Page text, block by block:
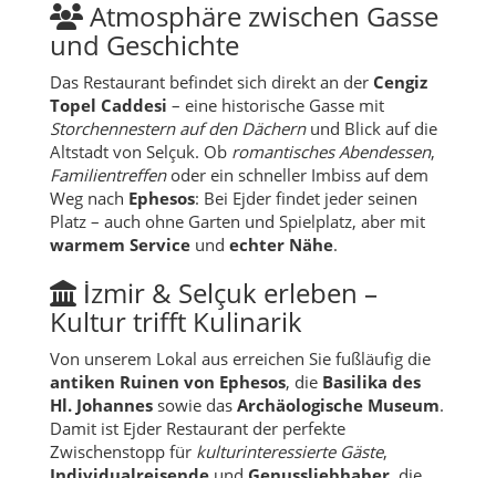
Storchennestern auf den Dächernund Blick auf die
Altstadt von Selçuk. Obromantisches Abendessen
Familientreffenoder ein schneller Imbiss auf dem
Weg nachEphesos: Bei Ejder findet jeder seinen
Platz – auch ohne Garten und Spielplatz, aber mit
warmem Serviceundechter Nähe.
İzmir & Selçuk erleben –
Kultur trifft Kulinarik
Von unserem Lokal aus erreichen Sie fußläufig die
Hl. Johannes sowie das Archäologische Museum
Damit ist Ejder Restaurant der perfekte
Zwischenstopp fürkulturinteressierte Gäste
IndividualreisendeundGenussliebhaber, die
Türkei und Tradition erleben möchten.
Fazit: Geschmack, Geschichte
& Gastfreundschaft